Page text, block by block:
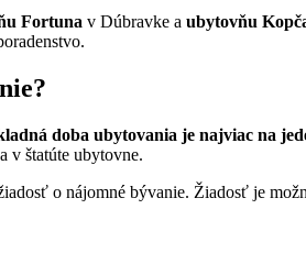
Fortuna v Dúbravke a ubytovňu
doba ubytovania je najviac na
v štatúte ubytovne.
o nájomné bývanie. Žiadosť je